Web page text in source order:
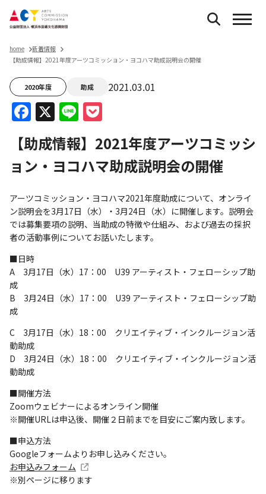
home
新着情報
【助成情報】2021年度アーツコミッション・ヨコハマ助成説明会の開催
2020年度 助成 2021.03.01
Facebook
X Line
【助成情報】2021年度アーツコミッシ
ョン・ヨコハマ助成説明会の開催
アーツコミッション・ヨコハマ2021年度助成について、オンライ
ン説明会を3月17日（水）・3月24日（水）に開催します。説明会
では募集要項の説明、当助成の特徴や仕組み、および過去の採択
者の活動事例についてお話いたします。
■日時
A 3月17日（水）17：00 U39 アーティスト・フェローシップ助
成
B 3月24日（水）17：00 U39 アーティスト・フェローシップ助
成
C 3月17日（水）18：00 クリエイティブ・インクルージョン活
動助成
D 3月24日（水）18：00 クリエイティブ・インクルージョン活
動助成
■開催方法
Zoomウェビナーによるオンライン開催
※開催URLは申込後、開催２日前までを目安にご案内致します。
■申込方法
Googleフォームよりお申し込みください。
お申込みフォーム
※別ページに移ります